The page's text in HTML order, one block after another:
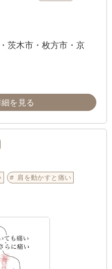
茨木市・枚方市・京
を見る
肩を動かすと痛い